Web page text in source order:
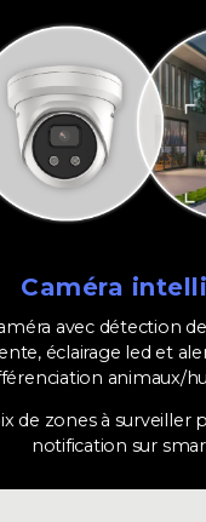
Caméra
avec détection
éclairage led et
animaux/
de zones à surveiller
notification sur